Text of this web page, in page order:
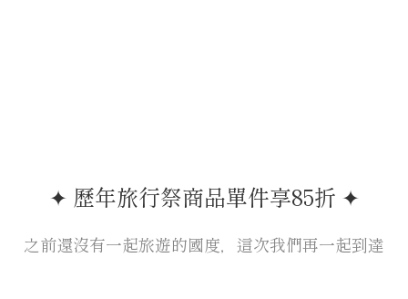
✦ 歷年旅行祭商品單件享85折 ✦
之前還沒有一起旅遊的國度，這次我們再一起到達